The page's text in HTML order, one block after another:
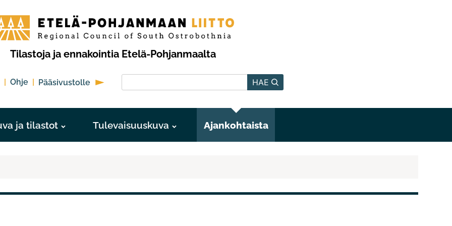
Tilastoja ja ennakointia Etelä-Pohjanmaalta
Ohje Pääsivustolle HAE
ja tilastot Tulevaisuuskuva Ajankohtaista